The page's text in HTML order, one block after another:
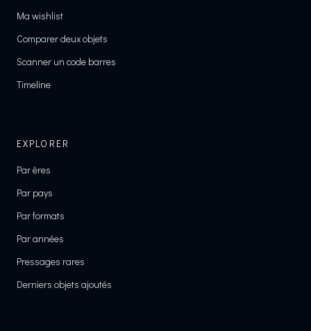
Ma wishlist
Comparer deux objets
Scanner un code barres
Timeline
EXPLORER
Par ères
Par pays
Par formats
Par années
Pressages rares
Derniers objets ajoutés